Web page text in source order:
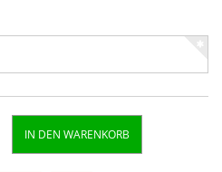
IN DEN WARENKORB